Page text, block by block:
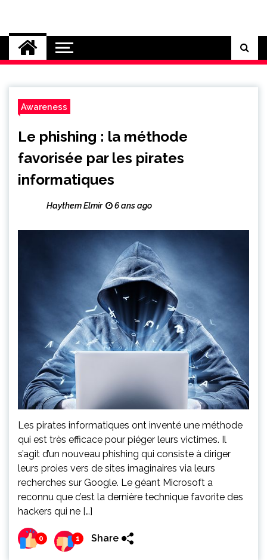
content
Cybersecurity News
Awareness
Le phishing : la méthode
favorisée par les pirates
informatiques
Haythem Elmir 6 ans ago
Les pirates informatiques ont inventé une méthode
qui est très efficace pour piéger leurs victimes. Il
s’agit d’un nouveau phishing qui consiste à diriger
leurs proies vers de sites imaginaires via leurs
recherches sur Google. Le géant Microsoft a
reconnu que c’est la dernière technique favorite des
hackers qui ne […]
0 1 Share